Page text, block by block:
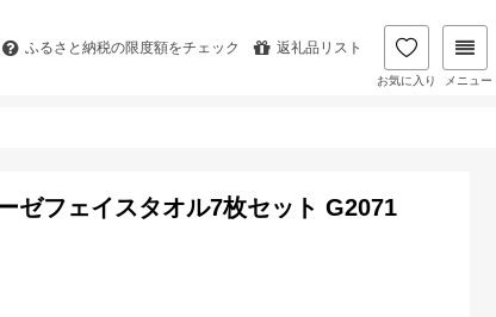
ふるさと納税の限度額をチェック 返礼品リスト
お気に入り メニュー
ゼフェイスタオル7枚セット G2071